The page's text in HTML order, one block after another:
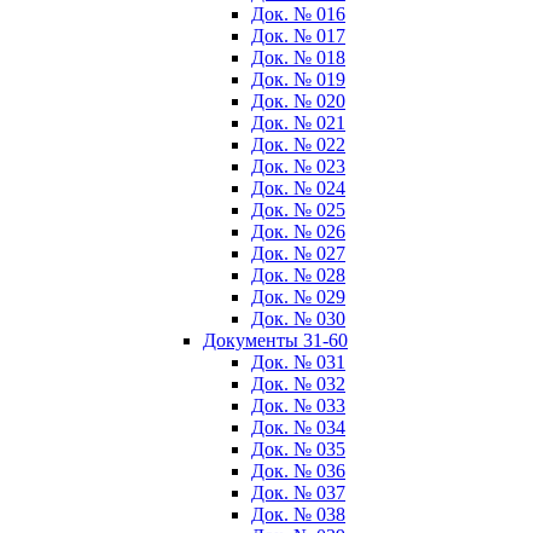
Док. № 016
Док. № 017
Док. № 018
Док. № 019
Док. № 020
Док. № 021
Док. № 022
Док. № 023
Док. № 024
Док. № 025
Док. № 026
Док. № 027
Док. № 028
Док. № 029
Док. № 030
Документы 31-60
Док. № 031
Док. № 032
Док. № 033
Док. № 034
Док. № 035
Док. № 036
Док. № 037
Док. № 038